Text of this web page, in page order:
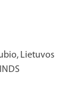
Lietuvos